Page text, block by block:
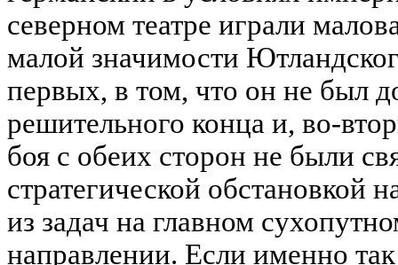
северном театре играли
малой значимости
первых, в том, что он не был
решительного конца и, во-
боя с обеих сторон не были
стратегической обстановкой
из задач на главном
направлении. Если именно